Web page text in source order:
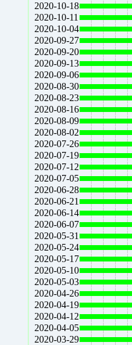
2020-10-18
2020-10-11
2020-10-04
2020-09-27
2020-09-20
2020-09-13
2020-09-06
2020-08-30
2020-08-23
2020-08-16
2020-08-09
2020-08-02
2020-07-26
2020-07-19
2020-07-12
2020-07-05
2020-06-28
2020-06-21
2020-06-14
2020-06-07
2020-05-31
2020-05-24
2020-05-17
2020-05-10
2020-05-03
2020-04-26
2020-04-19
2020-04-12
2020-04-05
2020-03-29